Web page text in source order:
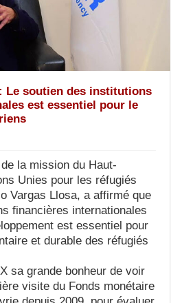
Le soutien des institutions
est essentiel pour le
la mission du Haut-
Unies pour les réfugiés
Vargas Llosa, a affirmé que
financières internationales
est essentiel pour
et durable des réfugiés
sa grande bonheur de voir
visite du Fonds monétaire